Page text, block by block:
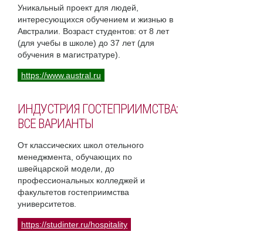
Уникальный проект для людей,
интересующихся обучением и жизнью в
Австралии. Возраст студентов: от 8 лет
(для учебы в школе) до 37 лет (для
обучения в магистратуре).
https://www.austral.ru
ИНДУСТРИЯ ГОСТЕПРИИМСТВА:
ВСЕ ВАРИАНТЫ
От классических школ отельного
менеджмента, обучающих по
швейцарской модели, до
профессиональных колледжей и
факультетов гостеприимства
университетов.
https://studinter.ru/hospitality